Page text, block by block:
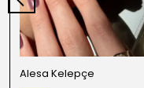
Alesa Kelepçe